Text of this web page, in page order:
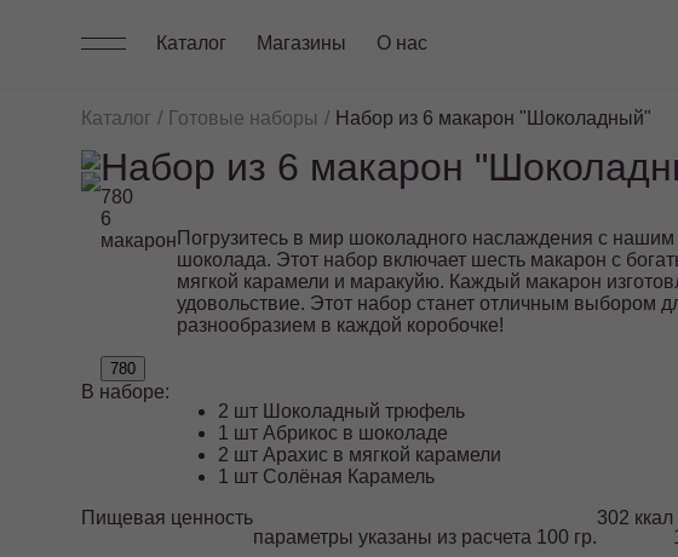
Каталог Магазины О нас
Каталог Готовые наборы Набор из 6 макарон "Шоколадный"
Набор из 6 макарон
780
6
макарон Погрузитесь в мир шоколадного наслаждения с
шоколада. Этот набор включает шесть макарон с
мягкой карамели и маракуйю. Каждый макарон
удовольствие. Этот набор станет отличным выбором
разнообразием в каждой коробочке!
780
В наборе:
2 шт Шоколадный трюфель
1 шт Абрикос в шоколаде
2 шт Арахис в мягкой карамели
1 шт Солёная Карамель
Пищевая ценность
параметры указаны из расчета 100 гр.
302 ккал